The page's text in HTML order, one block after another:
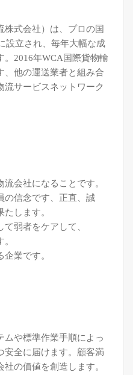
株式会社）は、プロの国
設立され、毎年大幅な成
。2016年WCA国際貨物輸
、他の運送業者と組み合
流サービスネットワーク
会社になることです。
の信念です、正直、誠
します。
弱者をケアして、
業です。
ムや標準作業手順によっ
安全に届けます。顧客満
の価値を創造します。